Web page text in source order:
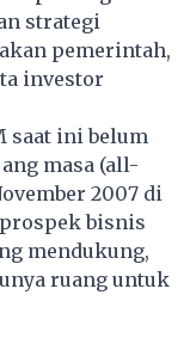
strategi
pemerintah,
investor
saat ini belum
masa (all-
2007 di
bisnis
mendukung,
ruang untuk